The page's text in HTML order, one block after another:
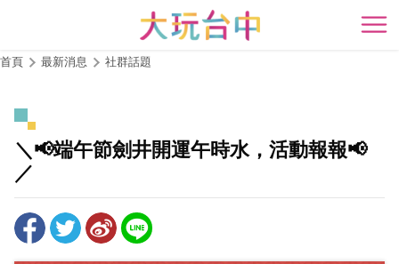
主
要
開
首頁 最新消息 社群話題
＼📢端午節劍井開運午時水，活動報報📢
／